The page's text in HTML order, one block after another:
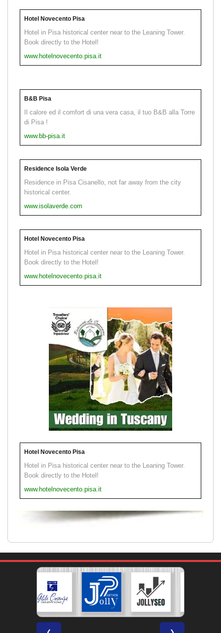
Hotel Novecento Pisa
Hotel in Pisa historical center near to the Leaning Tower.
Book directly to the Hotel!
www.hotelnovecento.pisa.it
B&B Pisa
Il calore ed il comfort di una vera casa, il tuo B&B alla Torre
di Pisa !
www.bb-pisa.it
Residence Isola Verde
Residence in Pisa Cisanello, not far away from the city
historical center.
www.isolaverde.com
Hotel Novecento Pisa
Hotel in Pisa historical center near to the Leaning Tower.
Book directly to the Hotel!
www.hotelnovecento.pisa.it
Hotel Novecento Pisa
Hotel in Pisa historical center near to the Leaning Tower.
Book directly to the Hotel!
www.hotelnovecento.pisa.it